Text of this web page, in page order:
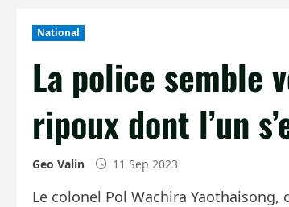
National
La police semble
ripoux dont l’un
Geo Valin 11 Sep 2023
Le colonel Pol Wachira